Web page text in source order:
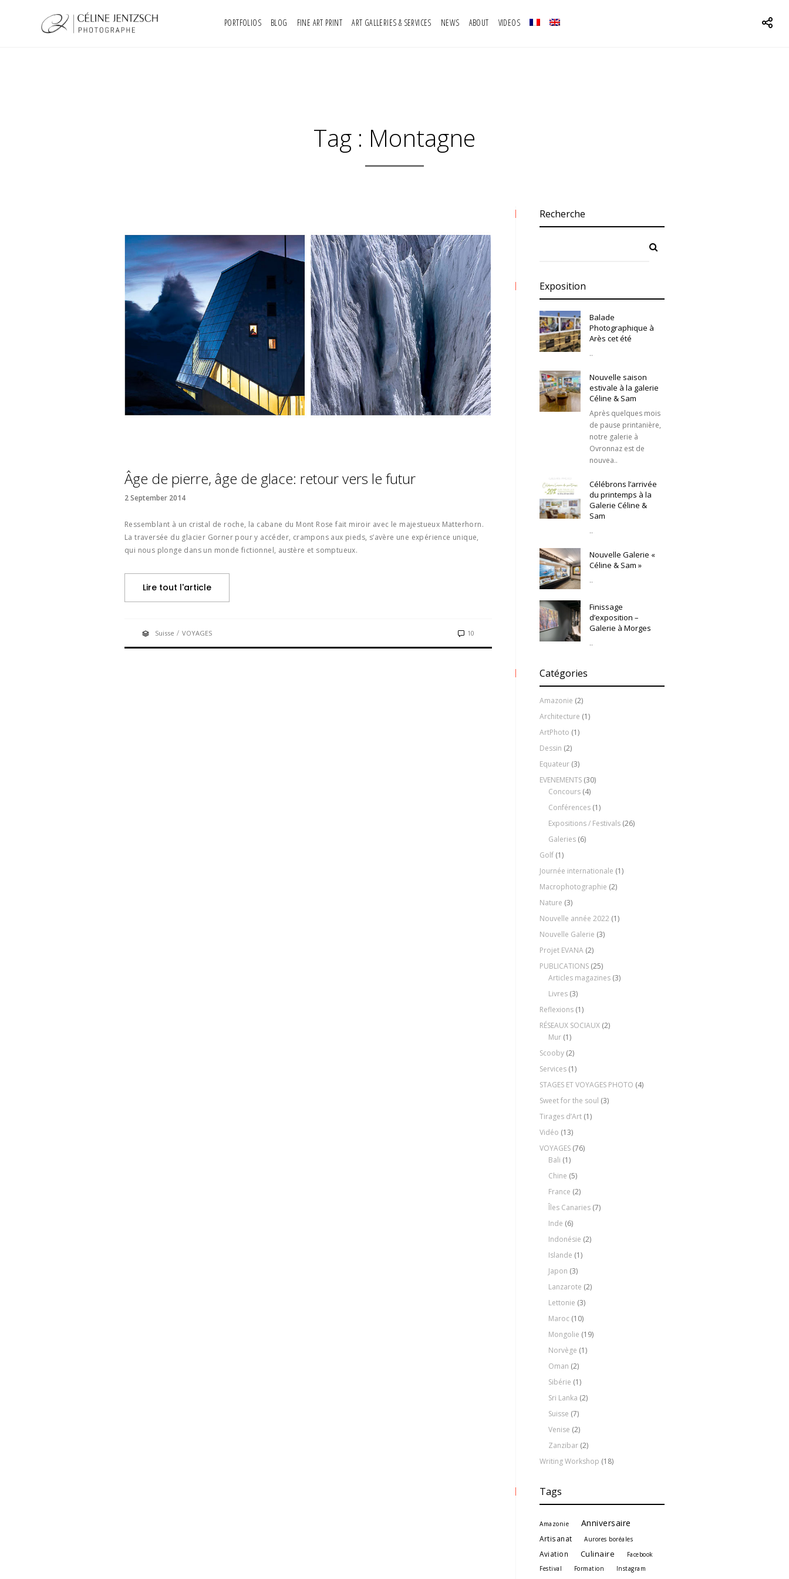
PORTFOLIOS BLOG FINE ART PRINT ART GALLERIES & SERVICES NEWS ABOUT VIDEOS
Tag : Montagne
Âge de pierre, âge de glace: retour vers le futur
2 September 2014
Ressemblant à un cristal de roche, la cabane du Mont Rose fait miroir avec le majestueux Matterhorn.
La traversée du glacier Gorner pour y accéder, crampons aux pieds, s’avère une expérience unique,
qui nous plonge dans un monde fictionnel, austère et somptueux.
Lire tout l'article
Suisse / VOYAGES 10
Recherche
Exposition
Balade
Photographique à
Arès cet été
..
Nouvelle saison
estivale à la galerie
Céline & Sam
Après quelques mois
de pause printanière,
notre galerie à
Ovronnaz est de
nouvea..
Célébrons l’arrivée
du printemps à la
Galerie Céline &
Sam
..
Nouvelle Galerie «
Céline & Sam »
..
Finissage
d’exposition –
Galerie à Morges
..
Catégories
Amazonie (2)
Architecture (1)
ArtPhoto (1)
Dessin (2)
Equateur (3)
EVENEMENTS (30)
Concours (4)
Conférences (1)
Expositions / Festivals (26)
Galeries (6)
Golf (1)
Journée internationale (1)
Macrophotographie (2)
Nature (3)
Nouvelle année 2022 (1)
Nouvelle Galerie (3)
Projet EVANA (2)
PUBLICATIONS (25)
Articles magazines (3)
Livres (3)
Reflexions (1)
RÉSEAUX SOCIAUX (2)
Mur (1)
Scooby (2)
Services (1)
STAGES ET VOYAGES PHOTO (4)
Sweet for the soul (3)
Tirages d’Art (1)
Vidéo (13)
VOYAGES (76)
Bali (1)
Chine (5)
France (2)
Îles Canaries (7)
Inde (6)
Indonésie (2)
Islande (1)
Japon (3)
Lanzarote (2)
Lettonie (3)
Maroc (10)
Mongolie (19)
Norvège (1)
Oman (2)
Sibérie (1)
Sri Lanka (2)
Suisse (7)
Venise (2)
Zanzibar (2)
Writing Workshop (18)
Tags
Amazonie Anniversaire
Artisanat Aurores boréales
Aviation Culinaire
Facebook
Festival
Formation
Instagram